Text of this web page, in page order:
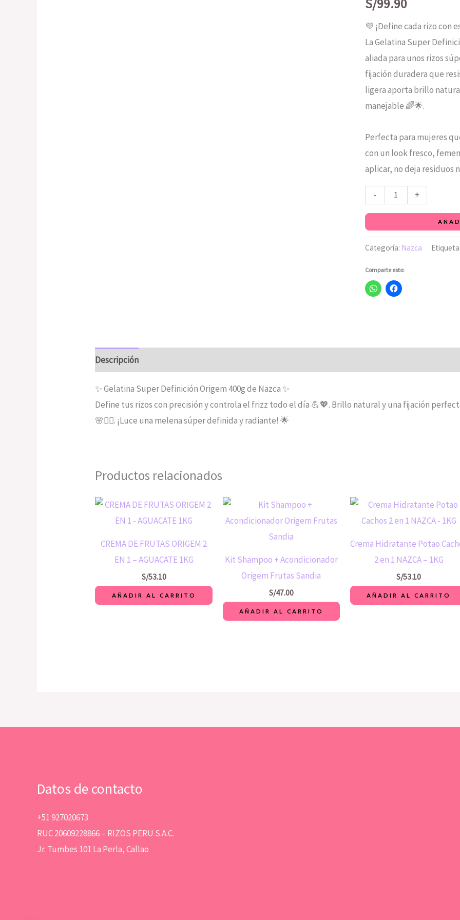
S/99.90
💜 ¡Define cada rizo con
La Gelatina Super
aliada para unos rizos
fijación duradera que
ligera aporta brillo
manejable 🌈🌟.
Perfecta para mujeres
con un look fresco,
aplicar, no deja residuos
-
cantidad
+
Categoría: Nazca
Comparte esto:
Descripción
✨ Gelatina Super Definición Origem 400g de Nazca ✨
Define tus rizos con precisión y controla el frizz todo el día 💪💖. Brillo natural y una fijación
🌸💁‍♀️. ¡Luce una melena súper definida y radiante! 🌟
Productos relacionados
CREMA DE FRUTAS ORIGEM 2
EN 1 – AGUACATE 1KG
S/53.10
AÑADIR AL CARRITO
Kit Shampoo + Acondicionador
Origem Frutas Sandia
S/47.00
AÑADIR AL CARRITO
Crema Hidratante Potao
2 en 1 NAZCA – 1KG
S/53.10
AÑADIR AL CARRITO
Datos de contacto
+51 927020673
RUC 20609228866 – RIZOS PERU S.A.C.
Jr. Tumbes 101 La Perla, Callao